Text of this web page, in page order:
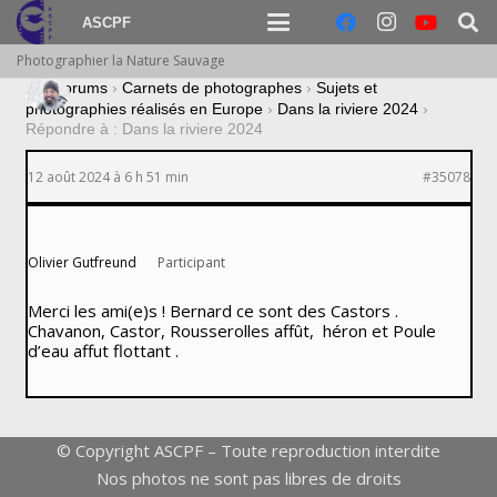
ASCPF
Photographier la Nature Sauvage
› Forums › Carnets de photographes › Sujets et
photographies réalisés en Europe › Dans la riviere 2024 ›
Répondre à : Dans la riviere 2024
12 août 2024 à 6 h 51 min #35078
Olivier Gutfreund Participant
Merci les ami(e)s ! Bernard ce sont des Castors .
Chavanon, Castor, Rousserolles affût, héron et Poule
d’eau affut flottant .
© Copyright ASCPF – Toute reproduction interdite
Nos photos ne sont pas libres de droits